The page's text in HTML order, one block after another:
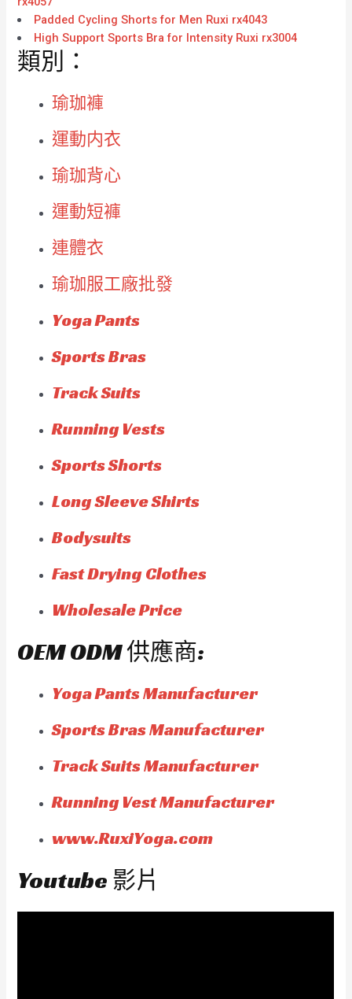
Padded Cycling Shorts for Men Ruxi rx4043
High Support Sports Bra for Intensity Ruxi rx3004
類別：
瑜珈褲
運動内衣
瑜珈背心
運動短褲
連體衣
瑜珈服工廠批發
Yoga Pants
Sports Bras
Track Suits
Running Vests
Sports Shorts
Long Sleeve Shirts
Bodysuits
Fast Drying Clothes
Wholesale Price
OEM ODM 供應商:
Yoga Pants Manufacturer
Sports Bras Manufacturer
Track Suits Manufacturer
Running Vest Manufacturer
www.RuxiYoga.com
Youtube 影片